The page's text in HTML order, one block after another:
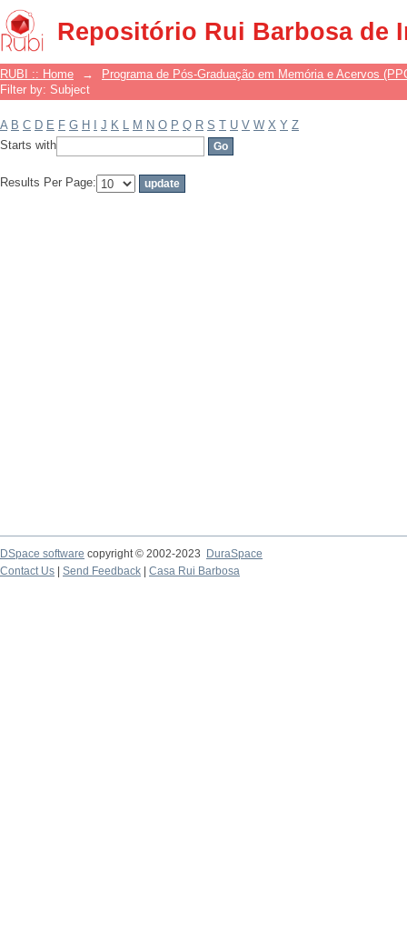
Repositório Rui Barbosa de
Filter by: Subject
RUBI :: Home →
Programa de Pós-Graduação em Memória e Acervos
Filter by: Subject
A B C D E F G H J K L M N O P Q R S T U V W X Y Z
Starts with
Results Per Page:
DSpace software copyright © 2002-2023
DuraSpace
Contact Us
Send Feedback Casa Rui Barbosa